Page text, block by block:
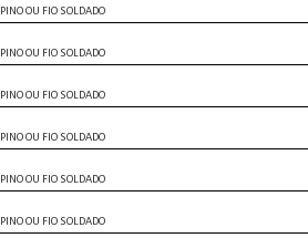
PINO OU FIO SOLDADO
PINO OU FIO SOLDADO
PINO OU FIO SOLDADO
PINO OU FIO SOLDADO
PINO OU FIO SOLDADO
PINO OU FIO SOLDADO